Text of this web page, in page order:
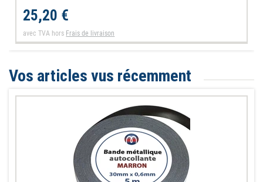
25,20 €
avec TVA hors Frais de livraison
Vos articles vus récemment